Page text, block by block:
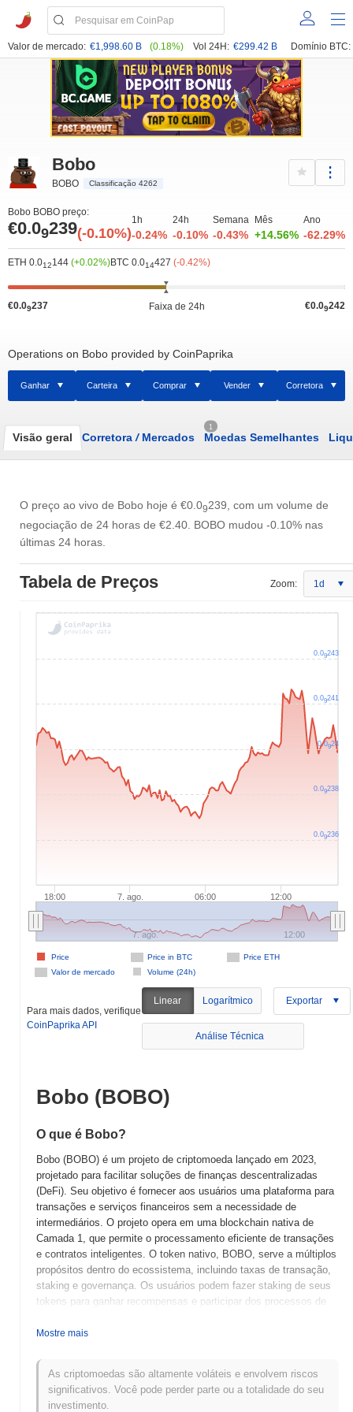
Valor de mercado: €1,998.60 B (0.18%) Vol 24H: €299.42 B Domínio BTC:
Bobo
BOBO Classificação 4262
Bobo BOBO preço:
€0.09239(-0.10%)
1h
-0.24%
24h
-0.10%
Semana
-0.43%
Mês
+14.56%
Ano
-62.29%
ETH 0.012144 (+0.02%)BTC 0.014427 (-0.42%)
€0.09237 Faixa de 24h €0.09242
Operations on Bobo provided by CoinPaprika
Ganhar Carteira Comprar Vender Corretora
Visão geral Corretora /Mercados
1
Moedas Semelhantes
O preço ao vivo de Bobo hoje é €0.09239 , com um volume de
negociação de 24 horas de €2.40 . BOBO mudou -0.10% nas
últimas 24 horas.
Tabela de Preços Zoom: 1d
18:00 7. ago. 06:00 12:00
Price in BTC
Price ETH
Valor de mercado
Volume (24h)
Price
7. ago. 12:00
0.09236
0.09238
0.0924
0.09241
0.09243
Para mais dados, verifique
CoinPaprika API
Linear Logarítmico Exportar
Análise Técnica
Bobo (BOBO)
O que é Bobo?
Bobo (BOBO) é um projeto de criptomoeda lançado em 2023,
projetado para facilitar soluções de finanças descentralizadas
(DeFi). Seu objetivo é fornecer aos usuários uma plataforma para
transações e serviços financeiros sem a necessidade de
intermediários. O projeto opera em uma blockchain nativa de
Camada 1, que permite o processamento eficiente de transações
e contratos inteligentes. O token nativo, BOBO, serve a múltiplos
propósitos dentro do ecossistema, incluindo taxas de transação,
staking e governança. Os usuários podem fazer staking de seus
tokens para ganhar recompensas e participar dos processos de
plataforma. Bobo se destaca por seu foco em interfaces
empresas com serviços DeFi. Seu compromisso com a
segurança e transparência aumenta ainda mais seu apelo,
posicionando-o como um jogador significativo no cenário em
Mostre mais
As criptomoedas são altamente voláteis e envolvem riscos
significativos. Você pode perder parte ou a totalidade do seu
investimento.